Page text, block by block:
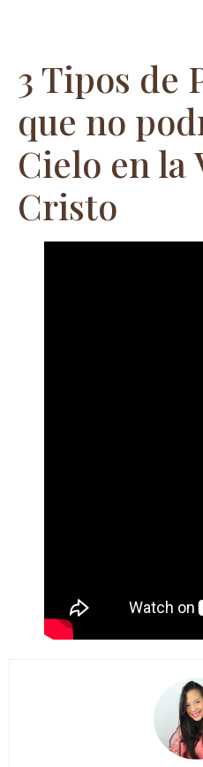
3 Tipos de
que no
Cielo en la
Cristo